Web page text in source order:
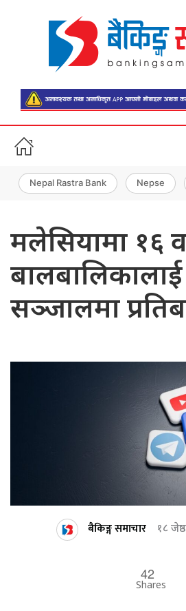
Nepal Rastra Bank Nepse
मलेसियामा १६
सञ्जालमा
बैकिङ्ग समाचार १८
42
Shares